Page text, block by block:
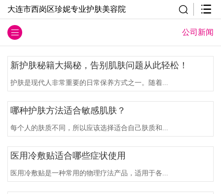
大连市西岗区珍妮专业护肤美容院
公司新闻
新护肤秘籍大揭秘，告别肌肤问题从此轻松！
护肤是现代人非常重要的日常保养方式之一。随着...
哪种护肤方法适合敏感肌肤？
每个人的肤质不同，所以应该选择适合自己肤质和...
医用冷敷贴适合哪些症状使用
医用冷敷贴是一种常用的物理疗法产品，适用于各...